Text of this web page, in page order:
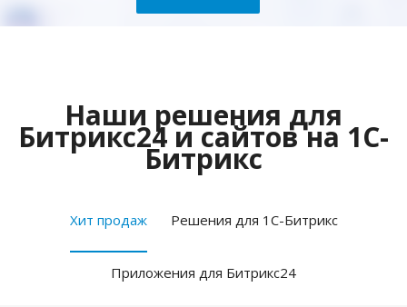
Наши решения для
Битрикс24 и сайтов на 1С-
Битрикс
Хит продаж Решения для 1С-Битрикс
Приложения для Битрикс24